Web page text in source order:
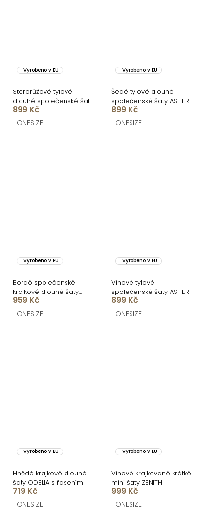
Vyrobeno v EU
Starorůžové tylové
dlouhé společenské šaty
ASHER
899 Kč
ONESIZE
Vyrobeno v EU
Šedé tylové dlouhé
společenské šaty ASHER
899 Kč
ONESIZE
Vyrobeno v EU
Bordó společenské
krajkové dlouhé šaty
ZERULON
959 Kč
ONESIZE
Vyrobeno v EU
Vínové tylové
společenské šaty ASHER
899 Kč
ONESIZE
Vyrobeno v EU
Hnědé krajkové dlouhé
šaty ODELIA s řasením
719 Kč
ONESIZE
Vyrobeno v EU
Vínové krajkované krátké
mini šaty ZENITH
999 Kč
ONESIZE